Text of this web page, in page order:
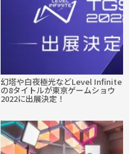
幻塔や白夜極光などLevel Infinite
の8タイトルが東京ゲームショウ
2022に出展決定！